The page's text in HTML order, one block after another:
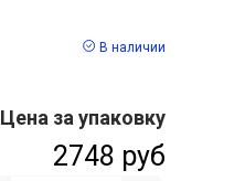
В наличии
Цена за упаковку
2748 руб